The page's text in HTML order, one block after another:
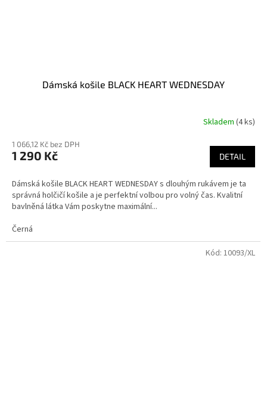
Dámská košile BLACK HEART WEDNESDAY
Skladem (4 ks)
1 066,12 Kč bez DPH
1 290 Kč DETAIL
Dámská košile BLACK HEART WEDNESDAY s dlouhým rukávem je ta
správná holčičí košile a je perfektní volbou pro volný čas. Kvalitní
bavlněná látka Vám poskytne maximální...
Černá
Kód: 10093/XL